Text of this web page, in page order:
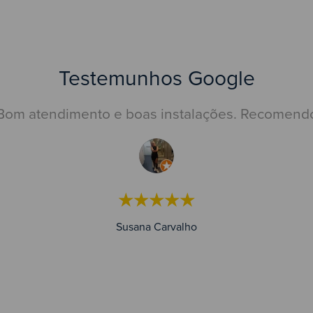
Testemunhos Google
atendimento e boas instalações.
★★★★★
Susana Carvalho